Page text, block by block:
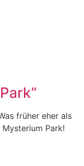
früher eher als
Park!